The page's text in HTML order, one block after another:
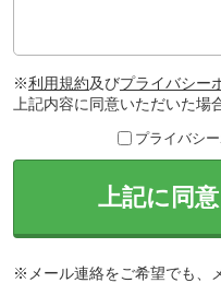
※利用規約及びプライバシー
上記内容に同意いただいた場
プライバシ
上記に同
※メール連絡をご希望でも、